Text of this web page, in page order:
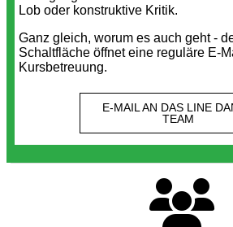
Lob oder konstruktive Kritik.
Ganz gleich, worum es auch geht -
Schaltfläche öffnet eine reguläre E-
Kursbetreuung.
E-MAIL AN DAS LINE
TEAM